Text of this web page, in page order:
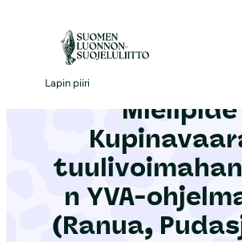
Lapin piiri
Etusivu|Ajankohtaista
Mielipide
n YVA-
(Ranua,